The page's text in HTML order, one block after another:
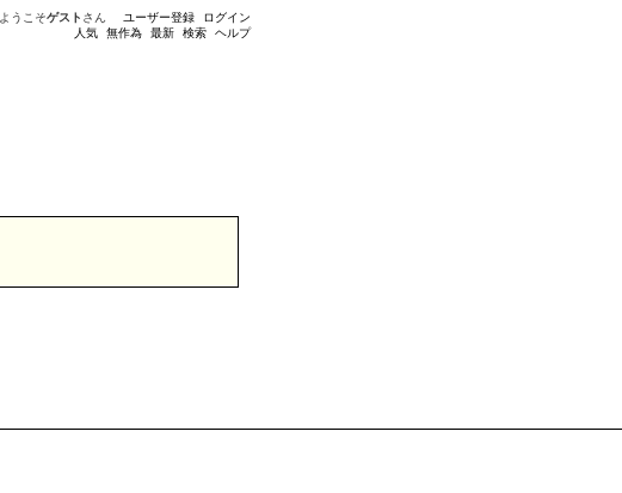
人気 無作為 最新 検索 ヘルプ
ようこそゲスト さん ユーザー登録 ログイン